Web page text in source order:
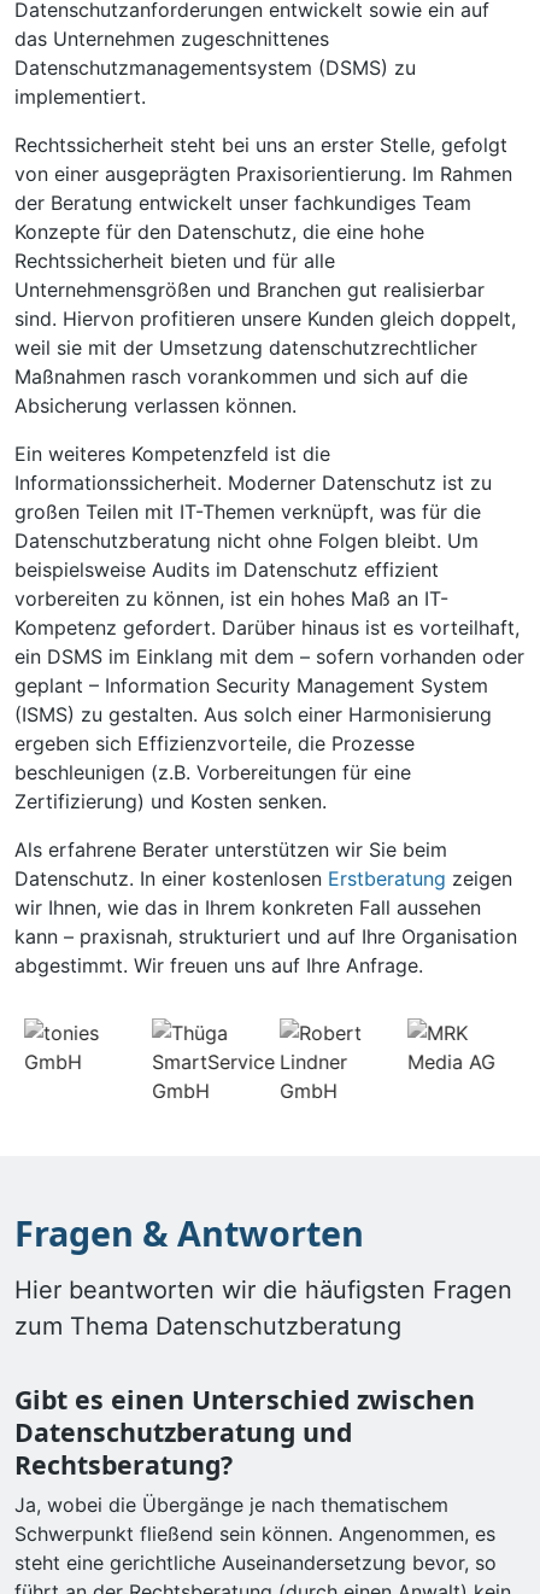
Datenschutzanforderungen entwickelt sowie ein auf
das Unternehmen zugeschnittenes
Datenschutzmanagementsystem (DSMS) zu
implementiert.
Rechtssicherheit steht bei uns an erster Stelle, gefolgt
von einer ausgeprägten Praxisorientierung. Im Rahmen
der Beratung entwickelt unser fachkundiges Team
Konzepte für den Datenschutz, die eine hohe
Rechtssicherheit bieten und für alle
Unternehmensgrößen und Branchen gut realisierbar
sind. Hiervon profitieren unsere Kunden gleich doppelt,
weil sie mit der Umsetzung datenschutzrechtlicher
Maßnahmen rasch vorankommen und sich auf die
Absicherung verlassen können.
Ein weiteres Kompetenzfeld ist die
Informationssicherheit. Moderner Datenschutz ist zu
großen Teilen mit IT-Themen verknüpft, was für die
Datenschutzberatung nicht ohne Folgen bleibt. Um
beispielsweise Audits im Datenschutz effizient
vorbereiten zu können, ist ein hohes Maß an IT-
Kompetenz gefordert. Darüber hinaus ist es vorteilhaft,
ein DSMS im Einklang mit dem – sofern vorhanden oder
geplant – Information Security Management System
(ISMS) zu gestalten. Aus solch einer Harmonisierung
ergeben sich Effizienzvorteile, die Prozesse
beschleunigen (z.B. Vorbereitungen für eine
Zertifizierung) und Kosten senken.
Als erfahrene Berater unterstützen wir Sie beim
Datenschutz. In einer kostenlosen Erstberatung zeigen
wir Ihnen, wie das in Ihrem konkreten Fall aussehen
kann – praxisnah, strukturiert und auf Ihre Organisation
abgestimmt. Wir freuen uns auf Ihre Anfrage.
Fragen & Antworten
Hier beantworten wir die häufigsten Fragen
zum Thema Datenschutzberatung
Gibt es einen Unterschied zwischen
Datenschutzberatung und
Rechtsberatung?
Ja, wobei die Übergänge je nach thematischem
Schwerpunkt fließend sein können. Angenommen, es
steht eine gerichtliche Auseinandersetzung bevor, so